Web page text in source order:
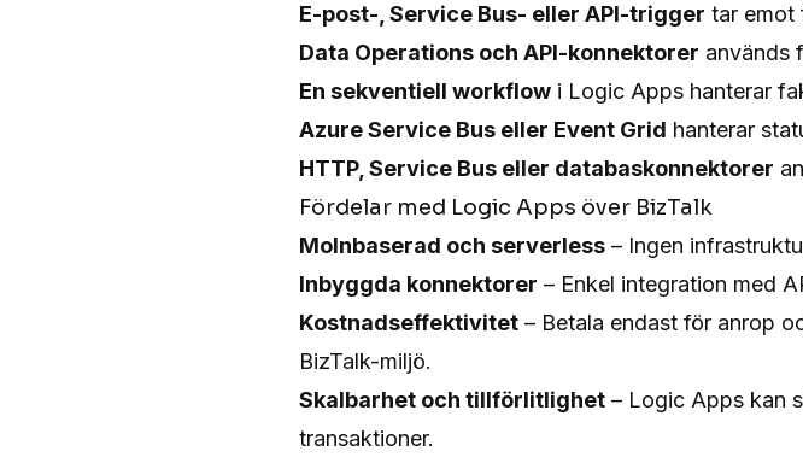
E-post-, Service Bus- eller API-trigger tar emot
Data Operations och API-konnektorer används
En sekventiell workflow i Logic Apps hanterar
Azure Service Bus eller Event Grid hanterar
HTTP, Service Bus eller databaskonnektorer
Fördelar med Logic Apps över BizTalk
Molnbaserad och serverless – Ingen
Inbyggda konnektorer – Enkel integration med
Kostnadseffektivitet – Betala endast för anrop
BizTalk-miljö.
Skalbarhet och tillförlitlighet – Logic Apps kan
transaktioner.